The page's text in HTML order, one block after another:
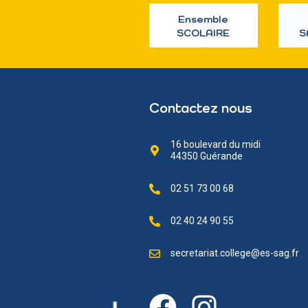
Ensemble
SCOLAIRE
Contactez nous
16 boulevard du midi
44350 Guérande
02 51 73 00 68
02 40 24 90 55
secretariat.college@es-sag.fr